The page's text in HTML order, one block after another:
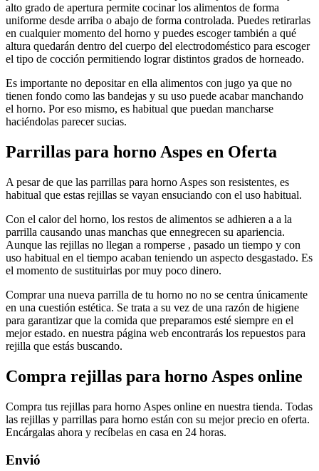
alto grado de apertura permite cocinar los alimentos de forma
uniforme desde arriba o abajo de forma controlada. Puedes retirarlas
en cualquier momento del horno y puedes escoger también a qué
altura quedarán dentro del cuerpo del electrodoméstico para escoger
el tipo de cocción permitiendo lograr distintos grados de horneado.
Es importante no depositar en ella alimentos con jugo ya que no
tienen fondo como las bandejas y su uso puede acabar manchando
el horno. Por eso mismo, es habitual que puedan mancharse
haciéndolas parecer sucias.
Parrillas para horno Aspes en Oferta
A pesar de que las parrillas para horno Aspes son resistentes, es
habitual que estas rejillas se vayan ensuciando con el uso habitual.
Con el calor del horno, los restos de alimentos se adhieren a a la
parrilla causando unas manchas que ennegrecen su apariencia.
Aunque las rejillas no llegan a romperse , pasado un tiempo y con
uso habitual en el tiempo acaban teniendo un aspecto desgastado. Es
el momento de sustituirlas por muy poco dinero.
Comprar una nueva parrilla de tu horno no no se centra únicamente
en una cuestión estética. Se trata a su vez de una razón de higiene
para garantizar que la comida que preparamos esté siempre en el
mejor estado. en nuestra página web encontrarás los repuestos para
rejilla que estás buscando.
Compra rejillas para horno Aspes online
Compra tus rejillas para horno Aspes online en nuestra tienda. Todas
las rejillas y parrillas para horno están con su mejor precio en oferta.
Encárgalas ahora y recíbelas en casa en 24 horas.
Envió